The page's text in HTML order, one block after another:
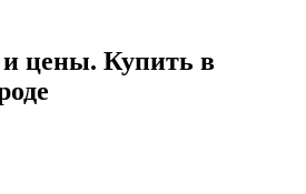
цены. Купить в